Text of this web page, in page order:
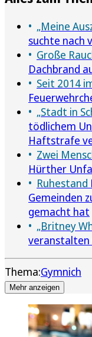
„Meine
suchte nach
Große
Dachbrand
Seit 2014
„Stadt in
tödlichem
Haftstrafe
Zwei
Hürther
Ruhestand
Gemeinden
gemacht hat
„Britney
veranstalten
Thema:Gymnich
Mehr anzeigen